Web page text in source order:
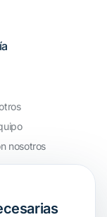
nosotros